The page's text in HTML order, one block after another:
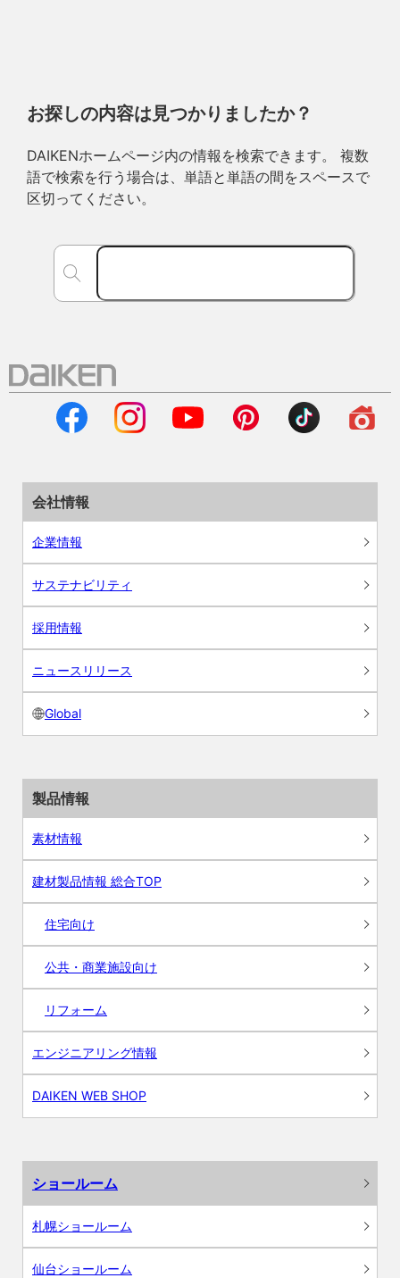
お探しの内容は見つかりましたか？
DAIKENホームページ内の情報を検索できます。 複数
語で検索を行う場合は、単語と単語の間をスペースで
区切ってください。
会社情報
企業情報
サステナビリティ
採用情報
ニュースリリース
Global
製品情報
素材情報
建材製品情報 総合TOP
住宅向け
公共・商業施設向け
リフォーム
エンジニアリング情報
DAIKEN WEB SHOP
ショールーム
札幌ショールーム
仙台ショールーム